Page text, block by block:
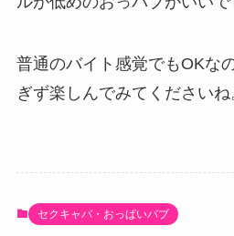
普通のバイト感覚でもOKな
ぎず楽しんでみてくださいね
セクキャバ・おっぱいバブ